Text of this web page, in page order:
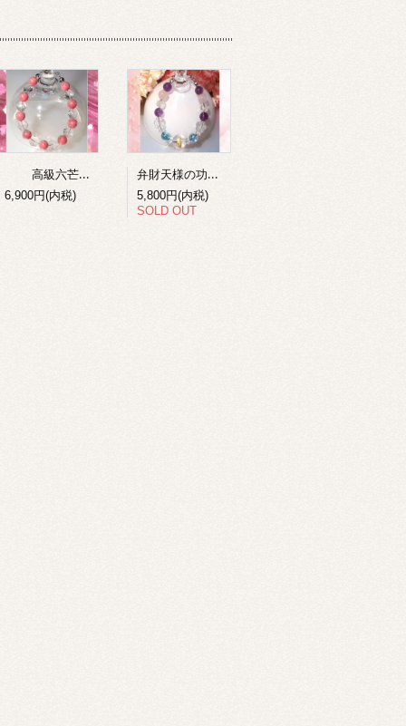
高級六芒星水晶+ロードナイトのコンビブレスレット
6,900円(内税)
弁財天様の功徳を得る梵字ブレスレット１
5,800円(内税)
SOLD OUT